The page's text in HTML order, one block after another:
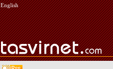
English